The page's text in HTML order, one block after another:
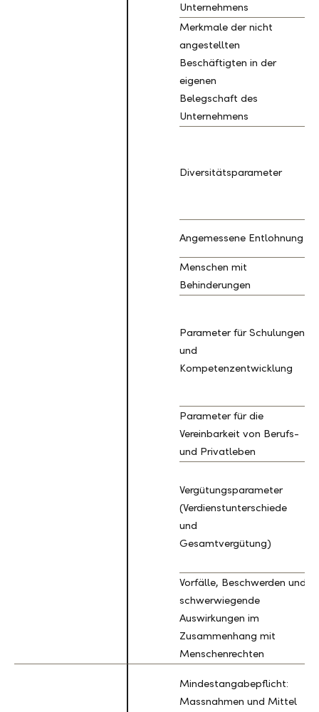
Unternehmens
Merkmale der nicht
angestellten
Beschäftigten in der
eigenen
Belegschaft des
Unternehmens
Diversitätsparameter
Angemessene Entlohnung
Menschen mit
Behinderungen
Parameter für Schulungen
und
Kompetenzentwicklung
Parameter für die
Vereinbarkeit von Berufs-
und Privatleben
Vergütungsparameter
(Verdienstunterschiede
und
Gesamtvergütung)
Vorfälle, Beschwerden und
schwerwiegende
Auswirkungen im
Zusammenhang mit
Menschenrechten
Mindestangabepflicht:
Massnahmen und Mittel